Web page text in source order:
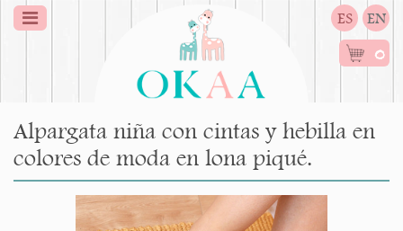
ES EN
0
Alpargata niña con cintas y hebilla en
colores de moda en lona piqué.